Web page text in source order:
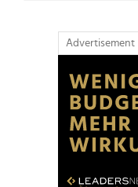
Advertisement